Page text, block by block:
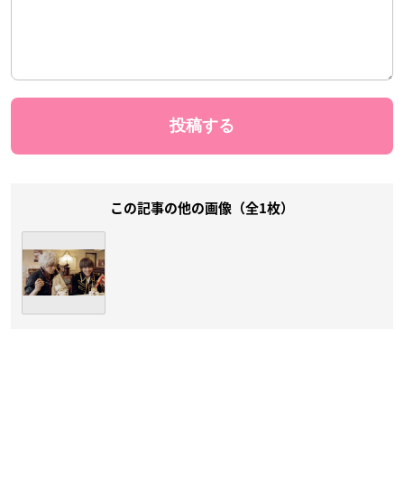
この記事の他の画像（全1枚）